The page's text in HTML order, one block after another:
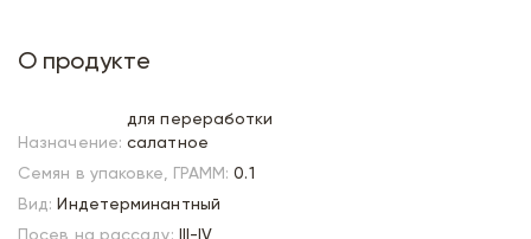
О продукте
Назначение:
для переработки
салатное
Семян в упаковке, ГРАММ: 0.1
Вид: Индетерминантный
Посев на рассаду:
III-IV